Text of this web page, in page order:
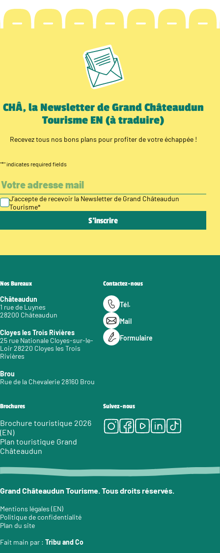
CHÂ, la Newsletter de Grand Châteaudun
Tourisme EN (à traduire)
Recevez tous nos bons plans pour profiter de votre échappée !
"*" indicates required fields
J’accepte de recevoir la Newsletter de Grand Châteaudun
Tourisme*
Nos Bureaux
Châteaudun
1 rue de Luynes
28200 Châteaudun
Cloyes les Trois Rivières
25 rue Nationale Cloyes-sur-le-
Loir 28220 Cloyes les Trois
Rivières
Brou
Rue de la Chevalerie 28160 Brou
Contactez-nous
Tél.
Mail
Formulaire
Brochures
Brochure touristique 2026
(EN)
Plan touristique Grand
Châteaudun
Suivez-nous
Instagram
Facebook
Youtube
LinkedIn
Tiktok
Grand Châteaudun Tourisme. Tous droits réservés.
Mentions légales (EN)
Politique de confidentialité
Plan du site
Fait main par : Tribu and Co